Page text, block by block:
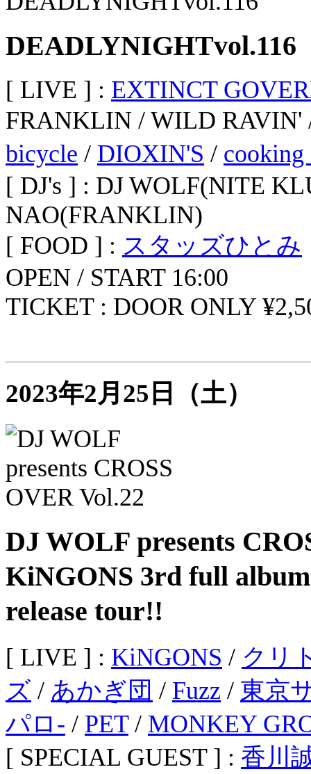
DEADLYNIGHTvol.116
[ LIVE ] : EXTINCT
FRANKLIN / WILD
bicycle / DIOXIN'S / cooking
[ DJ's ] : DJ WOLF(NITE
NAO(FRANKLIN)
[ FOOD ] : スタッズひとみ
OPEN / START 16:00
TICKET : DOOR ONLY
2023年2月25日（土）
DJ WOLF presents
KiNGONS 3rd full
release tour!!
[ LIVE ] : KiNGONS / クリ
ズ / あかぎ団 / Fuzz / 東京
パロ- / PET/ MONKEY
[ SPECIAL GUEST ] : 香川